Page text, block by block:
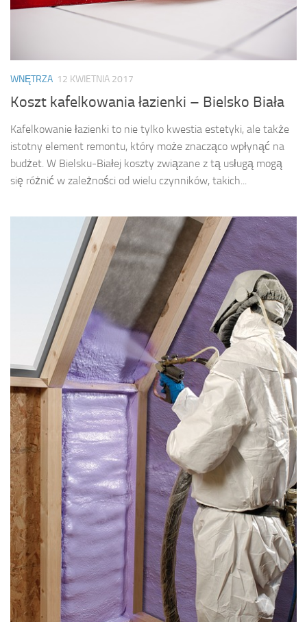
WNĘTRZA 12 KWIETNIA 2017
Koszt kafelkowania łazienki – Bielsko Biała
Kafelkowanie łazienki to nie tylko kwestia estetyki, ale także
istotny element remontu, który może znacząco wpłynąć na
budżet. W Bielsku-Białej koszty związane z tą usługą mogą
się różnić w zależności od wielu czynników, takich...